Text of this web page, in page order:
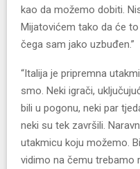
kao da možemo dobiti.
Mijatovićem tako da će
čega sam jako uzbuđen.”
“Italija je pripremna
smo. Neki igrači,
bili u pogonu, neki par
neki su tek završili.
utakmicu koju možemo.
vidimo na čemu trebamo